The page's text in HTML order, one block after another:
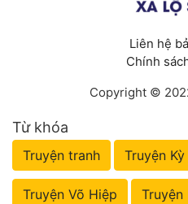
Liên hệ
Chính
Copyright ©
Từ khóa
Truyện tranh Truyện
Truyện Võ Hiệp Truyện